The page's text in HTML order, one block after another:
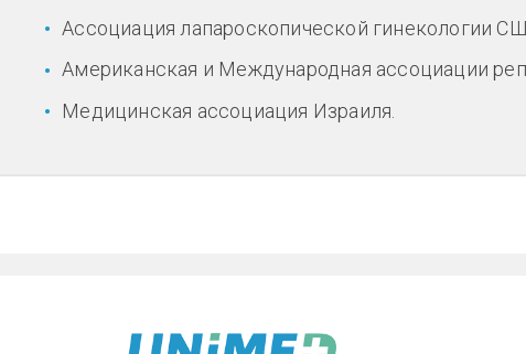
Ассоциация лапароскопической гинекологии
Американская и Международная ассоциации
Медицинская ассоциация Израиля.